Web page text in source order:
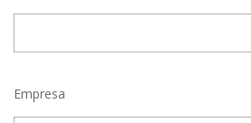
Empresa